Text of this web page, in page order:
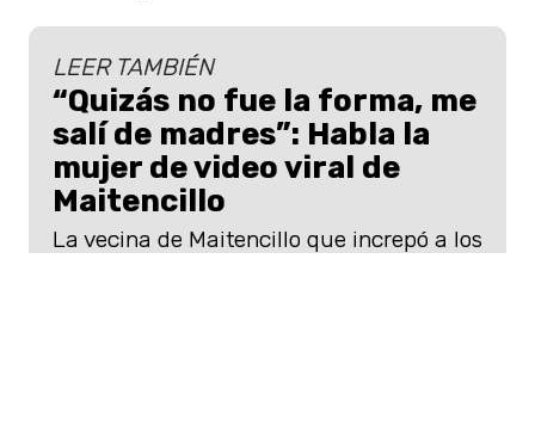
LEER TAMBIÉN
“Quizás no fue la forma, me
salí de madres”: Habla la
mujer de video viral de
Maitencillo
La vecina de Maitencillo que increpó a los